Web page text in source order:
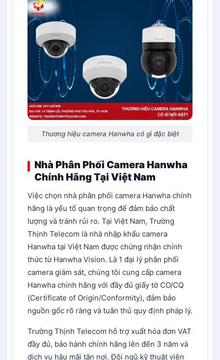
Thương hiệu camera Hanwha có gì đặc biệt
Nhà Phân Phối Camera Hanwha
Chính Hãng Tại Việt Nam
Việc chọn nhà phân phối camera Hanwha chính
hãng là yếu tố quan trọng để đảm bảo chất
lượng và tránh rủi ro. Tại Việt Nam, Trường
Thịnh Telecom là nhà nhập khẩu camera
Hanwha tại Việt Nam được chứng nhận chính
thức từ Hanwha Vision. Là 1 đại lý phân phối
camera giám sát, chúng tôi cung cấp camera
Hanwha chính hãng với đầy đủ giấy tờ CO/CQ
(Certificate of Origin/Conformity), đảm bảo
nguồn gốc rõ ràng và tuân thủ quy định pháp lý.
Trường Thịnh Telecom hỗ trợ xuất hóa đơn VAT
đầy đủ, bảo hành chính hãng lên đến 3 năm và
dịch vụ hậu mãi tận nơi. Đội ngũ kỹ thuật viên